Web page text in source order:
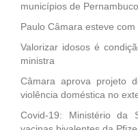
municípios de Pernambuco
Paulo Câmara esteve
Valorizar idosos é
ministra
Câmara aprova projeto
violência doméstica no
Covid-19: Ministério da